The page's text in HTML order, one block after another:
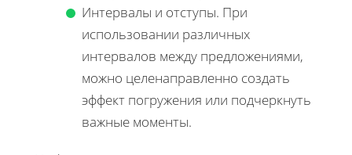
Интервалы и отступы. При
использовании различных
интервалов между предложениями,
можно целенаправленно создать
эффект погружения или подчеркнуть
важные моменты.